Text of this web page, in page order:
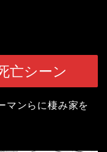
亡シーン
マンらに棲み家を